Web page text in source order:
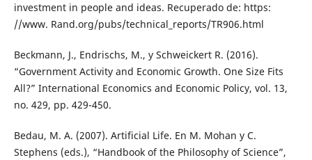
investment in people and ideas. Recuperado de: https:
//www. Rand.org/pubs/technical_reports/TR906.html
Beckmann, J., Endrischs, M., y Schweickert R. (2016).
“Government Activity and Economic Growth. One Size Fits
All?” International Economics and Economic Policy, vol. 13,
no. 429, pp. 429-450.
Bedau, M. A. (2007). Artificial Life. En M. Mohan y C.
Stephens (eds.), “Handbook of the Philosophy of Science”,